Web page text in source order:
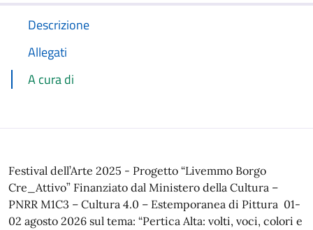
Descrizione
Allegati
A cura di
Festival dell’Arte 2025 - Progetto “Livemmo Borgo
Cre_Attivo” Finanziato dal Ministero della Cultura –
PNRR M1C3 – Cultura 4.0 – Estemporanea di Pittura 01-
02 agosto 2026 sul tema: “Pertica Alta: volti, voci, colori e